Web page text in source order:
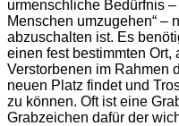
urmenschliche Bedürfnis
Menschen umzugehen“ –
abzuschalten ist. Es
einen fest bestimmten Ort,
Verstorbenen im Rahmen
neuen Platz findet und
zu können. Oft ist eine
Grabzeichen dafür der